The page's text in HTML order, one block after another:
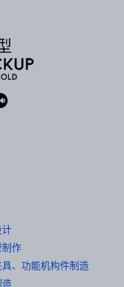
作
、功能机构件制造